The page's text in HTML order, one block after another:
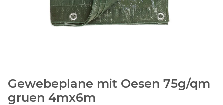
Gewebeplane mit Oesen 75g/qm
gruen 4mx6m